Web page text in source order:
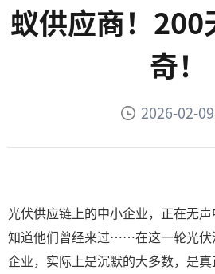
蚁供应商！200
奇！
2026-02-09
光伏供应链上的中小企业，正在无
知道他们曾经来过……在这一轮光伏
企业，实际上是沉默的大多数，是